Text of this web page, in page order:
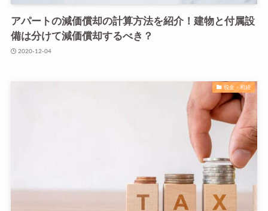
アパートの減価償却の計算方法を紹介！建物と付属設
備は分けて減価償却するべき？
2020-12-04
税金・相続